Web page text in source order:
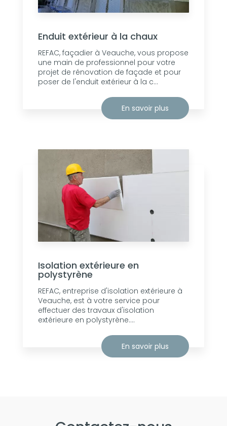
Enduit extérieur à la chaux
REFAC, façadier à Veauche, vous propose
une main de professionnel pour votre
projet de rénovation de façade et pour
poser de l'enduit extérieur à la c...
En savoir plus
Isolation extérieure en
polystyrène
REFAC, entreprise d'isolation extérieure à
Veauche, est à votre service pour
effectuer des travaux d'isolation
extérieure en polystyrène....
En savoir plus